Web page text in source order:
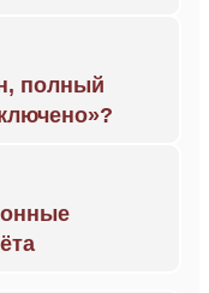
полный